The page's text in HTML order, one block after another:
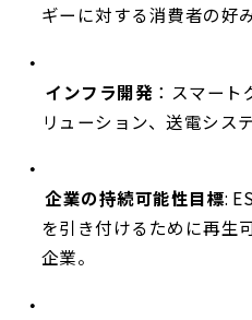
ギーに対する消費者の好
インフラ開発 ：スマート
リューション、送電シス
企業の持続可能性目標:
を引き付けるために再生
企業。